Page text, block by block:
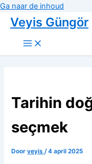
Ga naar de inhoud
Veyis Güngör
Tarihin
seçmek
Doorveyis/4 april 2025